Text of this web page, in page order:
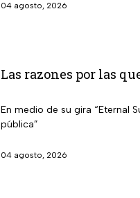
04 agosto, 2026
Las razones por las
En medio de su gira “Eternal
pública”
04 agosto, 2026